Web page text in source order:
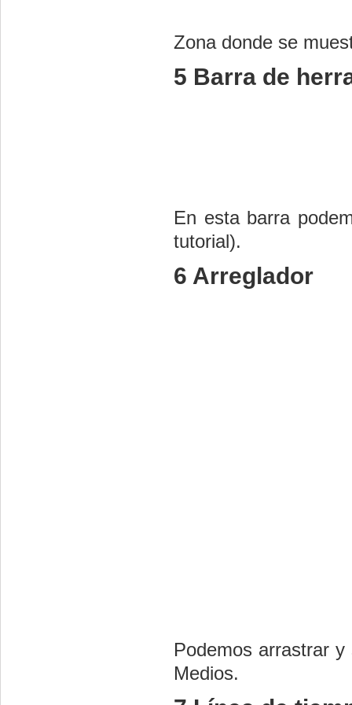
Zona donde se
5 Barra de
En esta barra
tutorial).
6 Arreglador
Podemos arrastrar
Medios.